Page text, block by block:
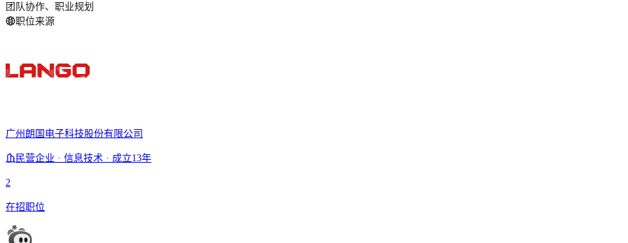
团队协作、职业规划
职位来源
广州朗国电子科技股份有限公司
民营企业 · 信息技术 · 成立13年
2
在招职位